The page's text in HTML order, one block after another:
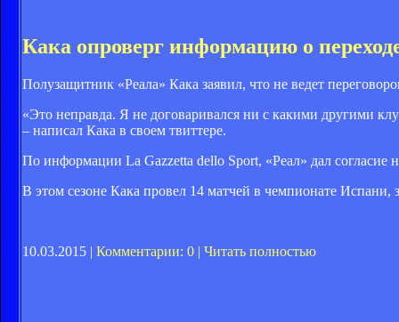
Кака опроверг информацию о
Полузащитник «Реала» Кака заявил, что не ведет
«Это неправда. Я не договаривался ни с какими другими
– написал Кака в своем твиттере.
По информации La Gazzetta dello Sport, «Реал» дал
В этом сезоне Кака провел 14 матчей в чемпионате Испани,
10.03.2015 | Комментарии: 0 | Читать полностью